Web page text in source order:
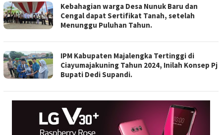
Kebahagian warga Desa Nunuk Baru dan
Cengal dapat Sertifikat Tanah, setelah
Menunggu Puluhan Tahun.
IPM Kabupaten Majalengka Tertinggi di
Ciayumajakuning Tahun 2024, Inilah Konsep Pj
Bupati Dedi Supandi.